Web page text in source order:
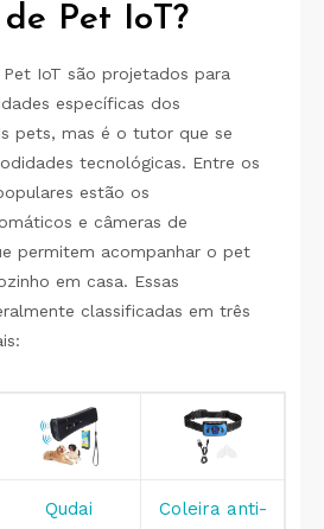
Pet IoT?
IoT são projetados para
específicas dos
pets, mas é o tutor que se
tecnológicas. Entre os
estão os
e câmeras de
permitem acompanhar o pet
em casa. Essas
classificadas em três
Qudai
Coleira anti-